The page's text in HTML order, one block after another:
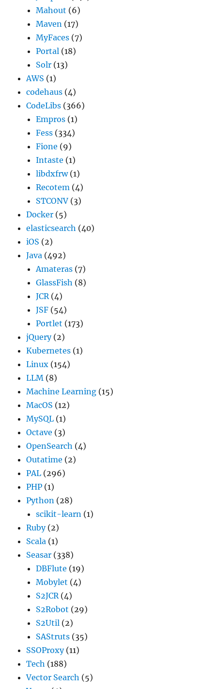
Mahout (6)
Maven (17)
MyFaces (7)
Portal (18)
Solr (13)
AWS (1)
codehaus (4)
CodeLibs (366)
Empros (1)
Fess (334)
Fione (9)
Intaste (1)
libdxfrw(1)
Recotem (4)
STCONV (3)
Docker (5)
elasticsearch (40)
iOS (2)
Java (492)
Amateras (7)
GlassFish (8)
JCR(4)
JSF (54)
Portlet (173)
jQuery(2)
Kubernetes (1)
Linux (154)
LLM (8)
Machine Learning (15)
MacOS (12)
MySQL (1)
Octave (3)
OpenSearch (4)
Outatime (2)
PAL (296)
PHP (1)
Python (28)
scikit-learn (1)
Ruby(2)
Scala (1)
Seasar (338)
DBFlute (19)
Mobylet (4)
S2JCR(4)
S2Robot (29)
S2Util (2)
SAStruts (35)
SSOProxy(11)
Tech (188)
Vector Search (5)